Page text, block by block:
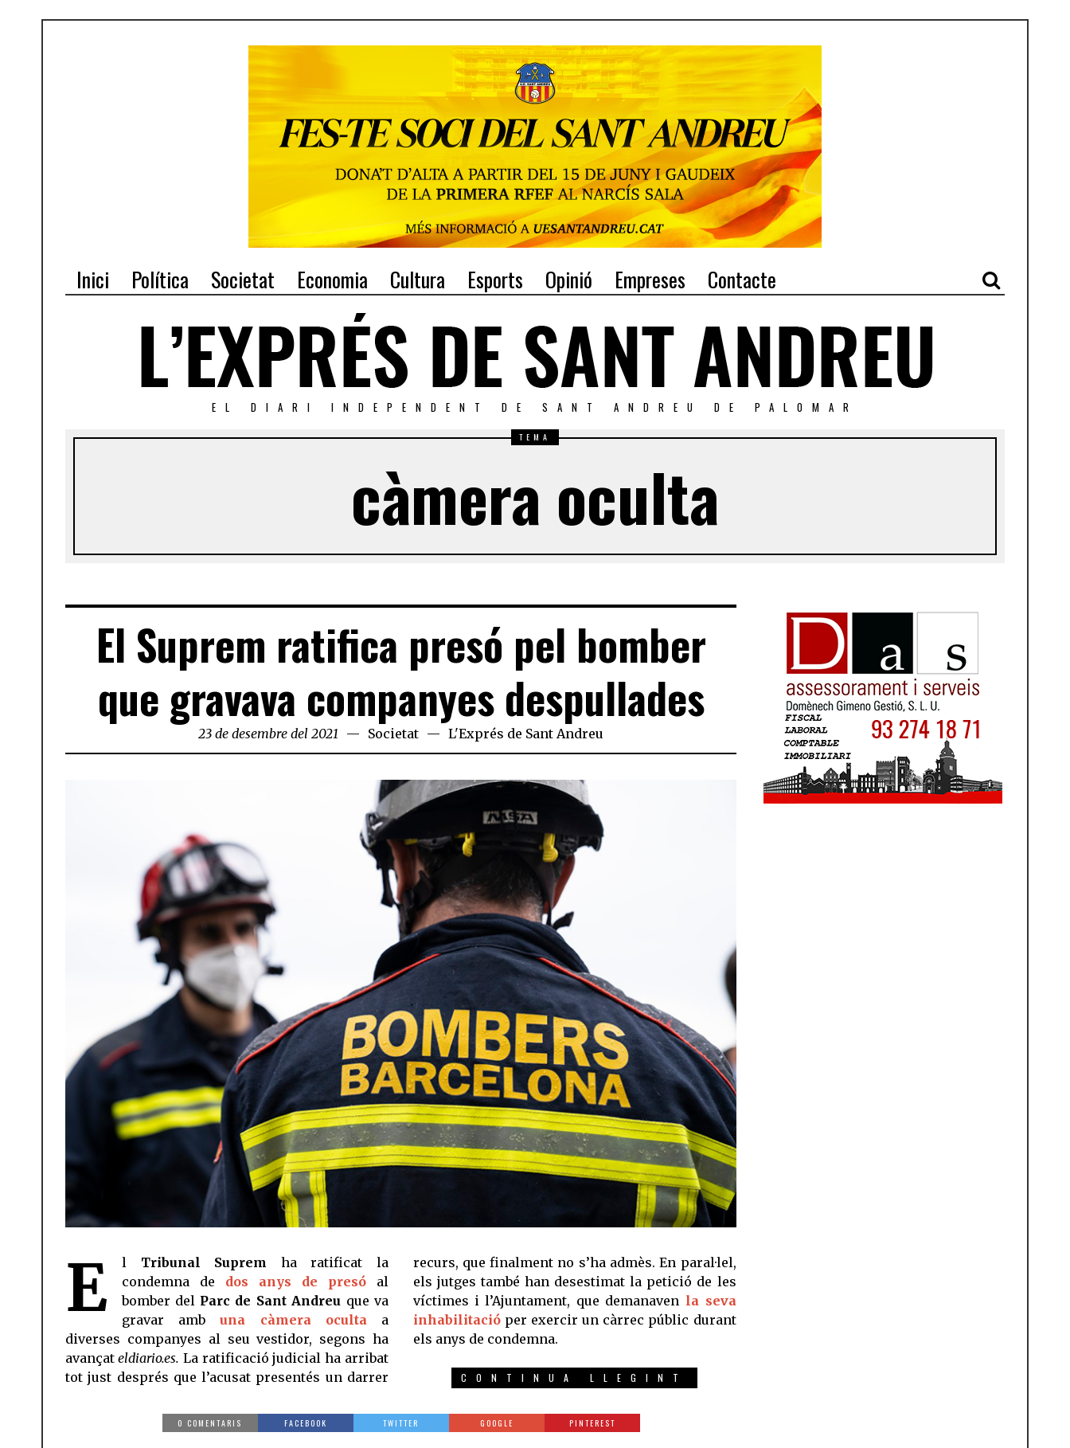
Inici Política Societat Economia Cultura Esports Opinió Empreses Contacte
EL DIARI INDEPENDENT DE SANT ANDREU DE PALOMAR
TEMA
càmera oculta
El Suprem ratifica presó pel bomber
que gravava companyes despullades
23 de desembre del 2021 Societat L'Exprés de Sant Andreu
E l Tribunal Suprem ha ratificat la
condemna de dos anys de presó
al
bomber del Parc de Sant Andreu que va
gravar amb una càmera oculta a
diverses companyes al seu vestidor, segons ha
avançat eldiario.es. La ratificació judicial ha arribat
tot just després que l’acusat presentés un darrer
recurs, que finalment no s’ha admès. En paral·lel,
els jutges també han desestimat la petició de les
víctimes i l’Ajuntament, que demanaven la seva
inhabilitació per exercir un càrrec públic durant
els anys de condemna.
CONTINUA LLEGINT
0 COMENTARIS FACEBOOK TWITTER GOOGLE PINTEREST